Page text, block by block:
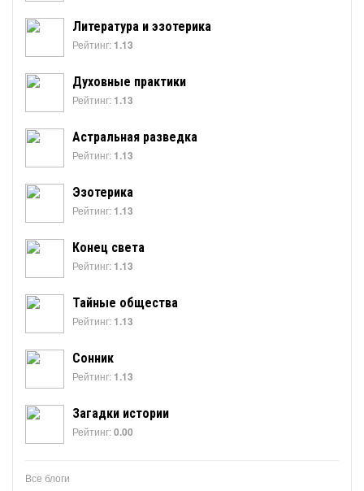
Литература и эзотерика
Рейтинг: 1.13
Духовные практики
Рейтинг: 1.13
Астральная разведка
Рейтинг: 1.13
Эзотерика
Рейтинг: 1.13
Конец света
Рейтинг: 1.13
Тайные общества
Рейтинг: 1.13
Сонник
Рейтинг: 1.13
Загадки истории
Рейтинг:0.00
Все блоги